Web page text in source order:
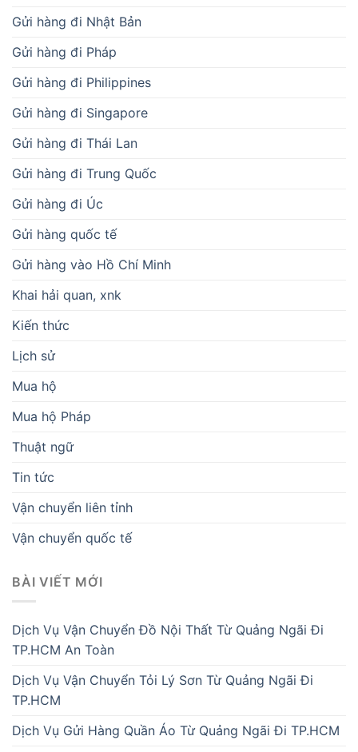
Gửi hàng đi Nhật Bản
Gửi hàng đi Pháp
Gửi hàng đi Philippines
Gửi hàng đi Singapore
Gửi hàng đi Thái Lan
Gửi hàng đi Trung Quốc
Gửi hàng đi Úc
Gửi hàng quốc tế
Gửi hàng vào Hồ Chí Minh
Khai hải quan, xnk
Kiến thức
Lịch sử
Mua hộ
Mua hộ Pháp
Thuật ngữ
Tin tức
Vận chuyển liên tỉnh
Vận chuyển quốc tế
BÀI VIẾT MỚI
Dịch Vụ Vận Chuyển Đồ Nội Thất Từ Quảng Ngãi Đi
TP.HCM An Toàn
Dịch Vụ Vận Chuyển Tỏi Lý Sơn Từ Quảng Ngãi Đi
TP.HCM
Dịch Vụ Gửi Hàng Quần Áo Từ Quảng Ngãi Đi TP.HCM